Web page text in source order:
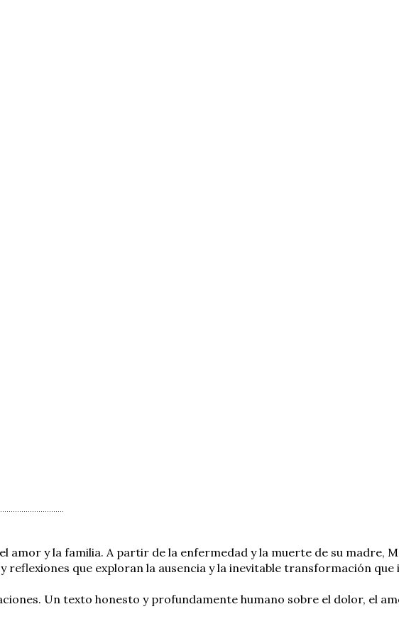
amor y la familia. A partir de la enfermedad y la muerte de su madre,
que exploran la ausencia y la inevitable transformación que
Un texto honesto y profundamente humano sobre el dolor, el